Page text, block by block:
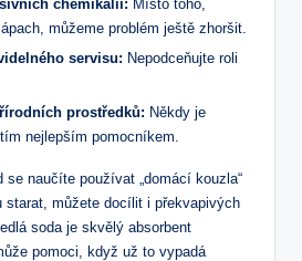
chemikálií: Místo toho,
můžeme problém ještě zhoršit.
servisu: Nepodceňujte roli
prostředků: Někdy je
nejlepším pomocníkem.
se naučíte používat „domácí kouzla“
starat, můžete docílit i překvapivých
soda je skvělý absorbent
pomoci, když už to vypadá